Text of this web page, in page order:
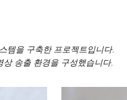
템을 구축한 프로젝트입니다.
송출 환경을 구성했습니다.